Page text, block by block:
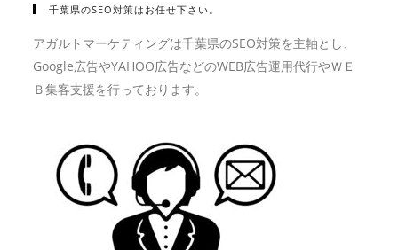
千葉県のSEO対策はお任せ下さい。
アガルトマーケティングは千葉県のSEO対策を主軸とし、
Google広告やYAHOO広告などのWEB広告運用代行やＷＥ
Ｂ集客支援を行っております。